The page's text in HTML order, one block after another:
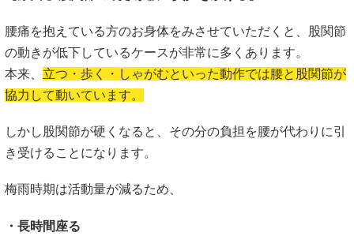
腰痛を抱えている方のお身体をみさせていただくと、股関節
の動きが低下しているケースが非常に多くあります。
本来、 立つ・歩く・しゃがむといった動作では腰と股関節が
協力して動いています。
しかし股関節が硬くなると、その分の負担を腰が代わりに引
き受けることになります。
梅雨時期は活動量が減るため、
・長時間座る